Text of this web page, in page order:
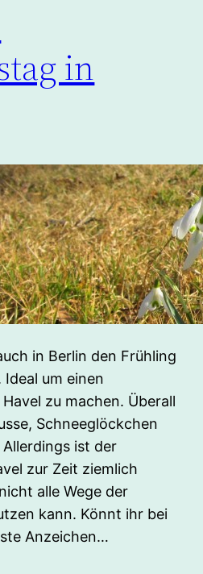
in
in Berlin den Frühling
um einen
zu machen. Überall
Schneeglöckchen
ist der
zur Zeit ziemlich
alle Wege der
kann. Könnt ihr bei
Anzeichen…